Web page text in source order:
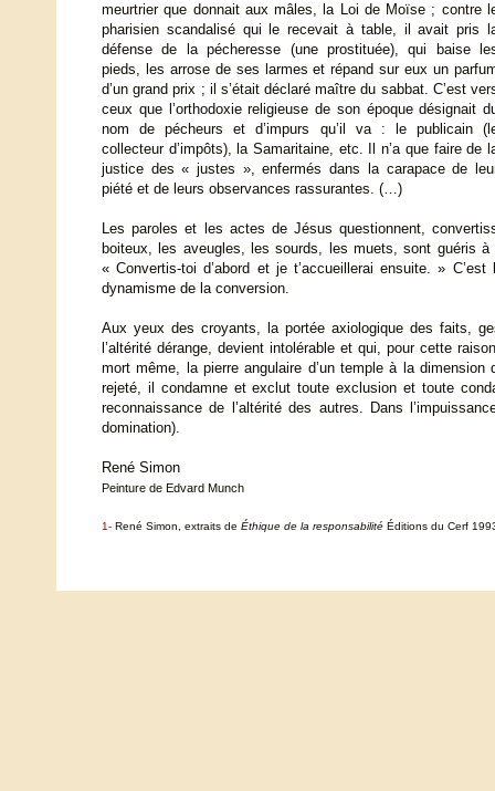
meurtrier que donnait aux mâles, la Loi de Moïse ; contre
pharisien scandalisé qui le recevait à table, il avait pris
défense de la pécheresse (une prostituée), qui baise
pieds, les arrose de ses larmes et répand sur eux un
d’un grand prix ; il s’était déclaré maître du sabbat. C’est
ceux que l’orthodoxie religieuse de son époque désignait
nom de pécheurs et d’impurs qu’il va : le publicain
collecteur d’impôts), la Samaritaine, etc. Il n’a que faire de
justice des « justes », enfermés dans la carapace de
piété et de leurs observances rassurantes. (…)
Les paroles et les actes de Jésus questionnent,
boiteux, les aveugles, les sourds, les muets, sont guéris
« Convertis-toi d’abord et je t’accueillerai ensuite. »
dynamisme de la conversion.
Aux yeux des croyants, la portée axiologique des faits,
l’altérité dérange, devient intolérable et qui, pour cette
mort même, la pierre angulaire d’un temple à la dimension
rejeté, il condamne et exclut toute exclusion et toute
reconnaissance de l’altérité des autres. Dans
domination).
René Simon
Peinture de Edvard Munch
1- René Simon, extraits de Éthique de la responsabilité Éditions du Cerf